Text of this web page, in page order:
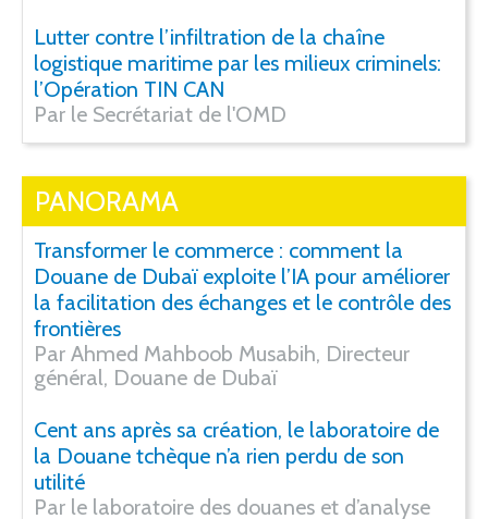
Lutter contre l’infiltration de la chaîne
logistique maritime par les milieux criminels:
l’Opération TIN CAN
Par le Secrétariat de l'OMD
PANORAMA
Transformer le commerce : comment la
Douane de Dubaï exploite l’IA pour améliorer
la facilitation des échanges et le contrôle des
frontières
Par Ahmed Mahboob Musabih, Directeur
général, Douane de Dubaï
Cent ans après sa création, le laboratoire de
la Douane tchèque n’a rien perdu de son
utilité
Par le laboratoire des douanes et d’analyse